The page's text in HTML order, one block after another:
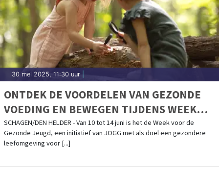
30 mei 2025, 11:30 uur
ONTDEK DE VOORDELEN VAN GEZONDE
VOEDING EN BEWEGEN TIJDENS WEEK
VOOR DE GEZONDE JEUGD
SCHAGEN/DEN HELDER - Van 10 tot 14 juni is het de Week voor de
Gezonde Jeugd, een initiatief van JOGG met als doel een gezondere
leefomgeving voor [...]